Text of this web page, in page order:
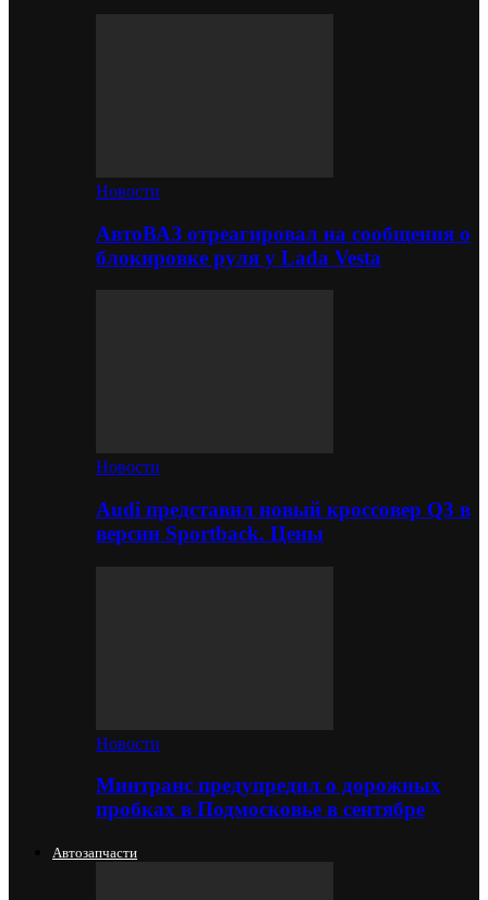
Новости
АвтоВАЗ отреагировал на сообщения о
блокировке руля у Lada Vesta
Новости
Audi представил новый кроссовер Q3 в
версии Sportback. Цены
Новости
Минтранс предупредил о дорожных
пробках в Подмосковье в сентябре
Автозапчасти